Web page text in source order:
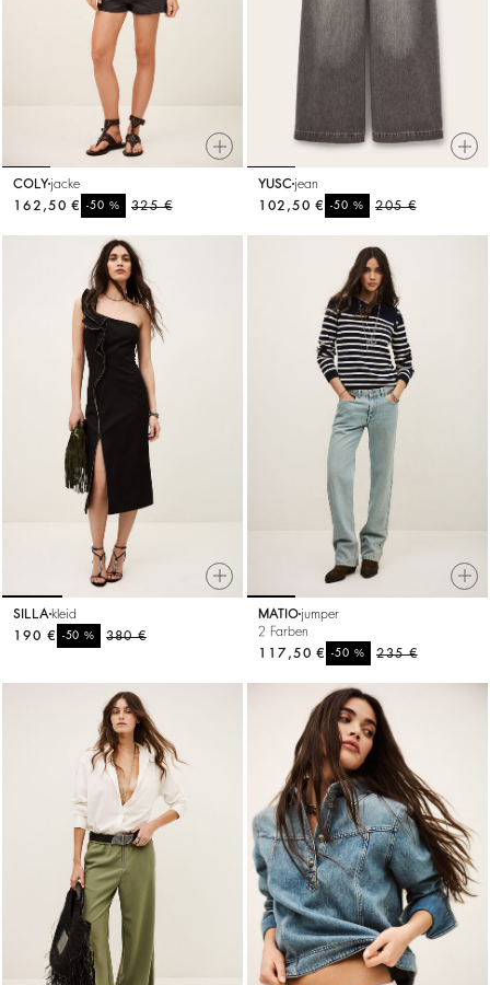
COLY jacke
325 €
-50%
162,50 €
YUSC jean
205 €
-50%
102,50 €
SILLA kleid
380 €
-50%
190 €
MATIO jumper
2 Farben
235 €
-50%
117,50 €